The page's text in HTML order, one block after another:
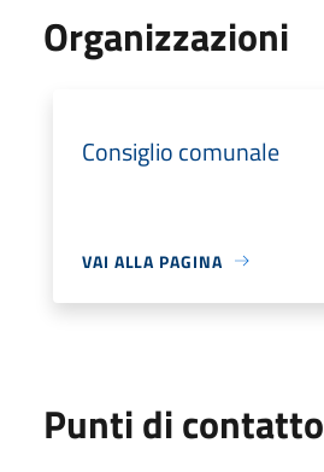
Organizzazioni
Consiglio comunale
VAI ALLA PAGINA
Punti di contatto